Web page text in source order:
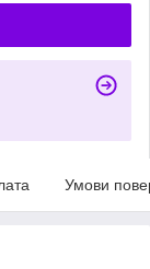
Умови